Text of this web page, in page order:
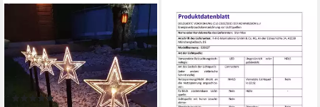
Gartenstecker (Set, 5-St., 5-
teilig) Sterne 23cm
warmweiß mit 6/18h Timer
Batterie 1,6m
(3)
FHS
LED-Lichterkette LED
Lichternetz 3,2x1,5m 160
warmweiße LEDs Timer 5m
Zuleitung Außen
ab 20,81 €